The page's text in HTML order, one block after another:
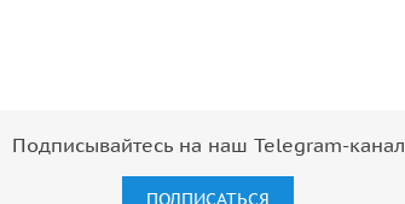
Подписывайтесь на наш Telegram-канал
ПОДПИСАТЬСЯ